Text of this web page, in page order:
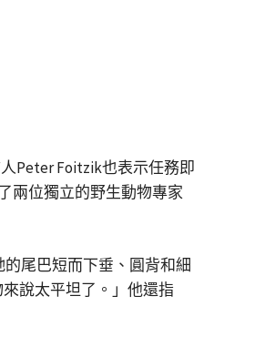
Peter Foitzik也表示任務即
兩位獨立的野生動物專家
尾巴短而下垂、圓背和細
說太平坦了。」他還指